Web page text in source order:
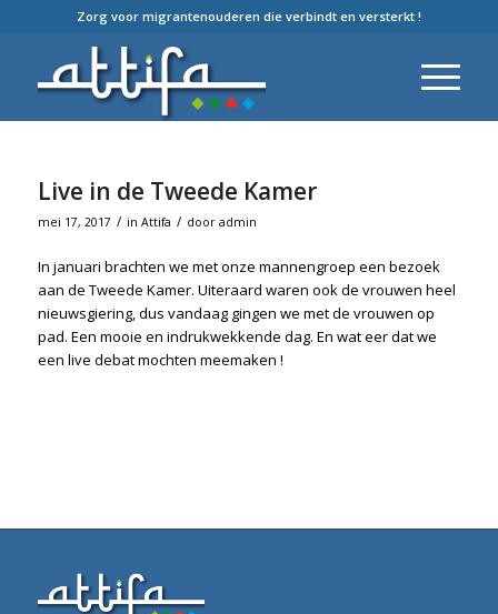
Zorg voor migrantenouderen die verbindt en versterkt !
Live in de Tweede Kamer
mei 17, 2017 / in Attifa / door admin
In januari brachten we met onze mannengroep een bezoek
aan de Tweede Kamer. Uiteraard waren ook de vrouwen heel
nieuwsgiering, dus vandaag gingen we met de vrouwen op
pad. Een mooie en indrukwekkende dag. En wat eer dat we
een live debat mochten meemaken !